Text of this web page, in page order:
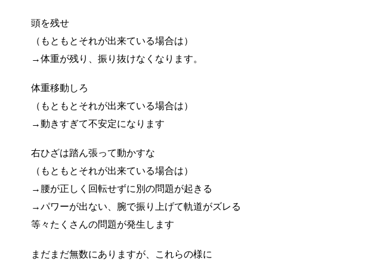
頭を残せ
（もともとそれが出来ている場合は）
→体重が残り、振り抜けなくなります。
体重移動しろ
（もともとそれが出来ている場合は）
→動きすぎて不安定になります
右ひざは踏ん張って動かすな
（もともとそれが出来ている場合は）
→腰が正しく回転せずに別の問題が起きる
→パワーが出ない、腕で振り上げて軌道がズレる
等々たくさんの問題が発生します
まだまだ無数にありますが、これらの様に